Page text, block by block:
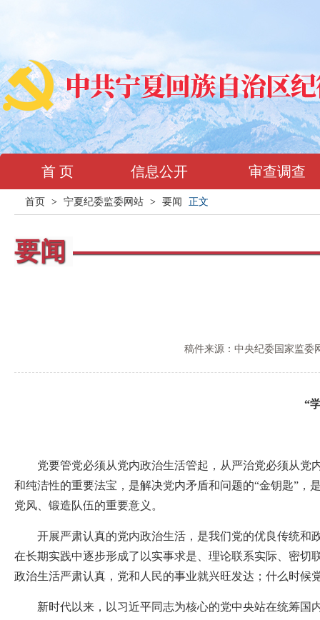
首 页 信息公开 审查调查
首页 > 宁夏纪委监委网站 > 要闻 正文
要闻
稿件来源：中央纪委国家监委
“
党要管党必须从党内政治生活管起，从严治党必须从党
和纯洁性的重要法宝，是解决党内矛盾和问题的“金钥匙”，
党风、锻造队伍的重要意义。
开展严肃认真的党内政治生活，是我们党的优良传统和
在长期实践中逐步形成了以实事求是、理论联系实际、密
政治生活严肃认真，党和人民的事业就兴旺发达；什么时
新时代以来，以习近平同志为核心的党中央站在统筹国